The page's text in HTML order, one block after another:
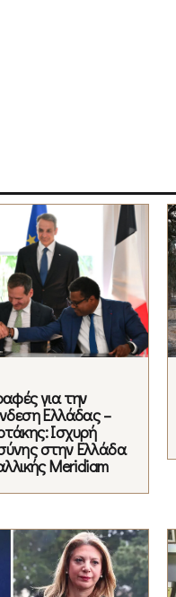
για την
Ελλάδας –
Ισχυρή
στην Ελλάδα
Meridiam